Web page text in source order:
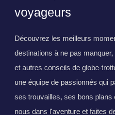
voyageurs
Découvrez les meilleurs
destinations à ne pas
et autres conseils de globe-
une équipe de passionnés qui
ses trouvailles, ses bons
nous dans l'aventure et faites